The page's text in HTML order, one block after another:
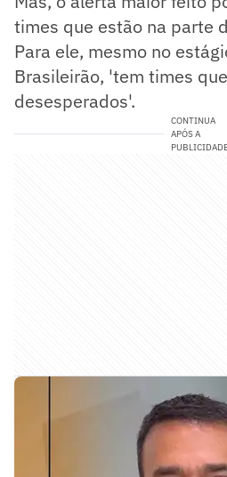
times que estão na parte
Para ele, mesmo no
Brasileirão, 'tem times
desesperados'.
CONTINUA
APÓS A